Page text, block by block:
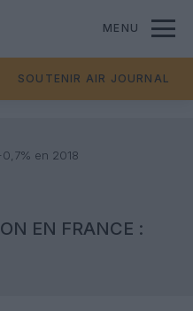
MENU
SOUTENIR AIR JOURNAL
en 2018
EN FRANCE :